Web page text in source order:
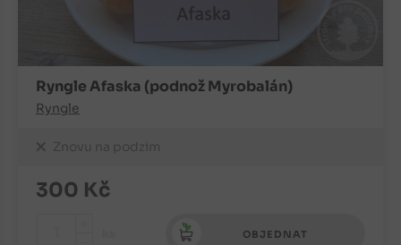
Ryngle Afaska (podnož Myrobalán)
Ryngle
Znovu na podzim
300 Kč
OBJEDNAT